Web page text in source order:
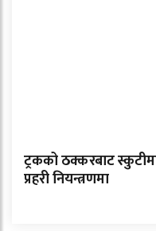
ट्रकको ठक्करबाट
प्रहरी नियन्त्रणमा